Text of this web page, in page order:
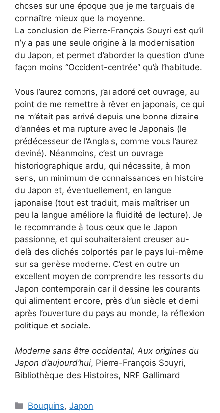
choses sur une époque que je me targuais de
connaître mieux que la moyenne.
La conclusion de Pierre-François Souyri est qu’il
n’y a pas une seule origine à la modernisation
du Japon, et permet d’aborder la question d’une
façon moins “Occident-centrée” qu’à l’habitude.
Vous l’aurez compris, j’ai adoré cet ouvrage, au
point de me remettre à rêver en japonais, ce qui
ne m’était pas arrivé depuis une bonne dizaine
d’années et ma rupture avec le Japonais (le
prédécesseur de l’Anglais, comme vous l’aurez
deviné). Néanmoins, c’est un ouvrage
historiographique ardu, qui nécessite, à mon
sens, un minimum de connaissances en histoire
du Japon et, éventuellement, en langue
japonaise (tout est traduit, mais maîtriser un
peu la langue améliore la fluidité de lecture). Je
le recommande à tous ceux que le Japon
passionne, et qui souhaiteraient creuser au-
delà des clichés colportés par le pays lui-même
sur sa genèse moderne. C’est en outre un
excellent moyen de comprendre les ressorts du
Japon contemporain car il dessine les courants
qui alimentent encore, près d’un siècle et demi
après l’ouverture du pays au monde, la réflexion
politique et sociale.
Moderne sans être occidental, Aux origines du
Japon d’aujourd’hui, Pierre-François Souyri,
Bibliothèque des Histoires, NRF Gallimard
Categories
Bouquins,Japon